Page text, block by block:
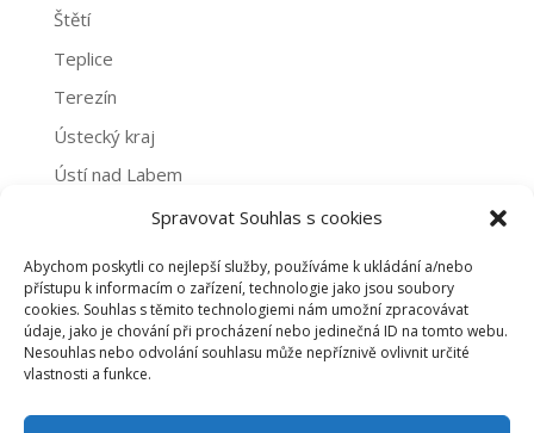
Spravovat Souhlas s cookies
Abychom poskytli co nejlepší služby, používáme k ukládání a/nebo
přístupu k informacím o zařízení, technologie jako jsou soubory
cookies. Souhlas s těmito technologiemi nám umožní zpracovávat
údaje, jako je chování při procházení nebo jedinečná ID na tomto webu.
Nesouhlas nebo odvolání souhlasu může nepříznivě ovlivnit určité
vlastnosti a funkce.
Štětí
Teplice
Terezín
Ústecký kraj
Ústí nad Labem
Archivy
Archivy